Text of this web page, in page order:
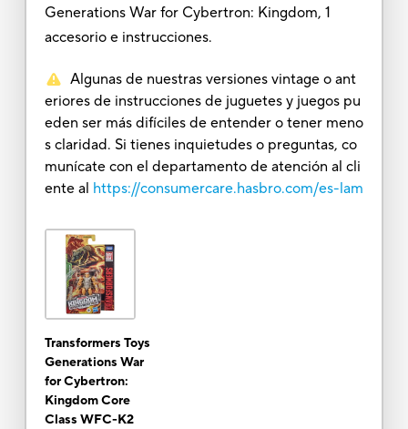
Generations War for Cybertron: Kingdom, 1
accesorio e instrucciones.
Algunas de nuestras versiones vintage o ant
eriores de instrucciones de juguetes y juegos pu
eden ser más difíciles de entender o tener meno
s claridad. Si tienes inquietudes o preguntas, co
munícate con el departamento de atención al cli
ente al https://consumercare.hasbro.com/es-lam
Transformers Toys
Generations War
for Cybertron:
Kingdom Core
Class WFC-K2